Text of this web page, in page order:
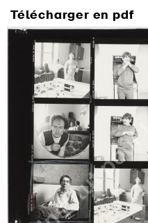
Télécharger en pdf